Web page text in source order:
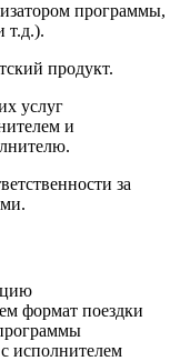
программы,
т.д.).
продукт.
услуг
и
за
формат поездки
исполнителем